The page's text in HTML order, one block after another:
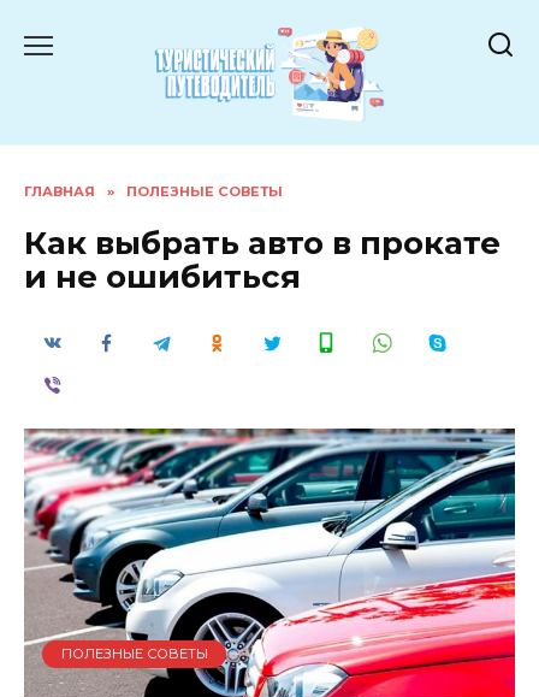
ГЛАВНАЯ » ПОЛЕЗНЫЕ СОВЕТЫ
Как выбрать авто в прокате
и не ошибиться
ПОЛЕЗНЫЕ СОВЕТЫ